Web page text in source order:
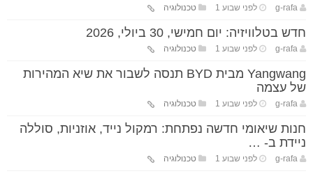
g-rafa לפני שבוע 1 טכנולוגיה
חדש בטלוויזיה: יום חמישי, 30 ביולי, 2026
g-rafa לפני שבוע 1 טכנולוגיה
Yangwang מבית BYD תנסה לשבור את שיא המהירות
של עצמה
g-rafa לפני שבוע 1 טכנולוגיה
חנות שיאומי חדשה נפתחת: רמקול נייד, אוזניות, סוללה
ניידת ב- …
g-rafa לפני שבוע 1 טכנולוגיה